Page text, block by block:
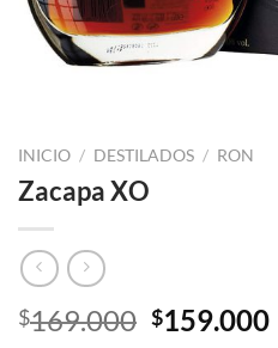
INICIO / DESTILADOS / RON
Zacapa XO
$169.000 El
$159.000El